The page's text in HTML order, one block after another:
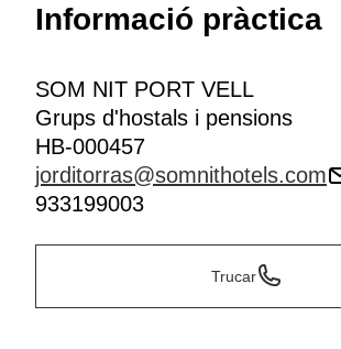
Informació pràctica
SOM NIT PORT VELL
Grups d'hostals i pensions
HB-000457
jorditorras@somnithotels.com
933199003
Trucar